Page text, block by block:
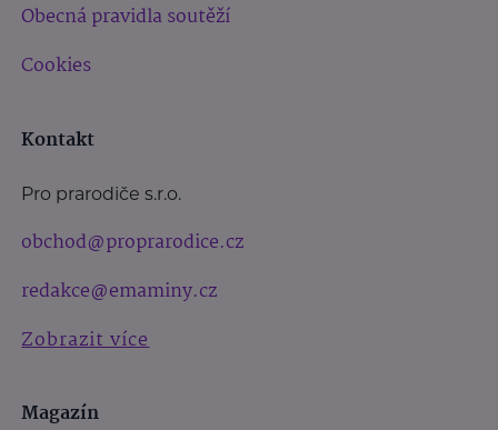
Obecná pravidla soutěží
Cookies
Kontakt
Pro prarodiče s.r.o.
obchod@proprarodice.cz
redakce@emaminy.cz
Zobrazit více
Magazín